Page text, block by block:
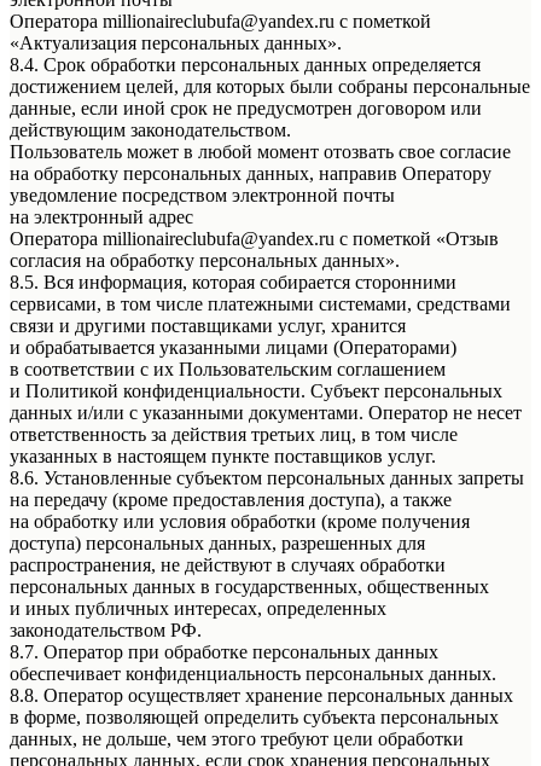
Оператора millionaireclubufa@yandex.ru с пометкой
«Актуализация персональных данных».
8.4. Срок обработки персональных данных определяется
достижением целей, для которых были собраны персональные
данные, если иной срок не предусмотрен договором или
действующим законодательством.
Пользователь может в любой момент отозвать свое согласие
на обработку персональных данных, направив Оператору
уведомление посредством электронной почты
на электронный адрес
Оператора millionaireclubufa@yandex.ru с пометкой «Отзыв
согласия на обработку персональных данных».
8.5. Вся информация, которая собирается сторонними
сервисами, в том числе платежными системами, средствами
связи и другими поставщиками услуг, хранится
и обрабатывается указанными лицами (Операторами)
в соответствии с их Пользовательским соглашением
и Политикой конфиденциальности. Субъект персональных
данных и/или с указанными документами. Оператор не несет
ответственность за действия третьих лиц, в том числе
указанных в настоящем пункте поставщиков услуг.
8.6. Установленные субъектом персональных данных запреты
на передачу (кроме предоставления доступа), а также
на обработку или условия обработки (кроме получения
доступа) персональных данных, разрешенных для
распространения, не действуют в случаях обработки
персональных данных в государственных, общественных
и иных публичных интересах, определенных
законодательством РФ.
8.7. Оператор при обработке персональных данных
обеспечивает конфиденциальность персональных данных.
8.8. Оператор осуществляет хранение персональных данных
в форме, позволяющей определить субъекта персональных
данных, не дольше, чем этого требуют цели обработки
персональных данных, если срок хранения персональных